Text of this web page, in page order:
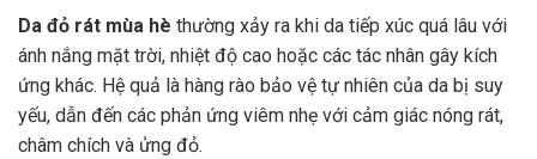
Da đỏ rát mùa hè thường xảy ra khi da tiếp xúc quá lâu với
ánh nắng mặt trời, nhiệt độ cao hoặc các tác nhân gây kích
ứng khác. Hệ quả là hàng rào bảo vệ tự nhiên của da bị suy
yếu, dẫn đến các phản ứng viêm nhẹ với cảm giác nóng rát,
châm chích và ửng đỏ.